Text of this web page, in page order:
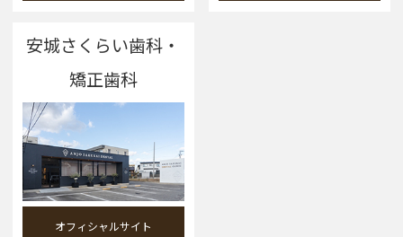
安城さくらい歯科・
矯正歯科
オフィシャルサイト